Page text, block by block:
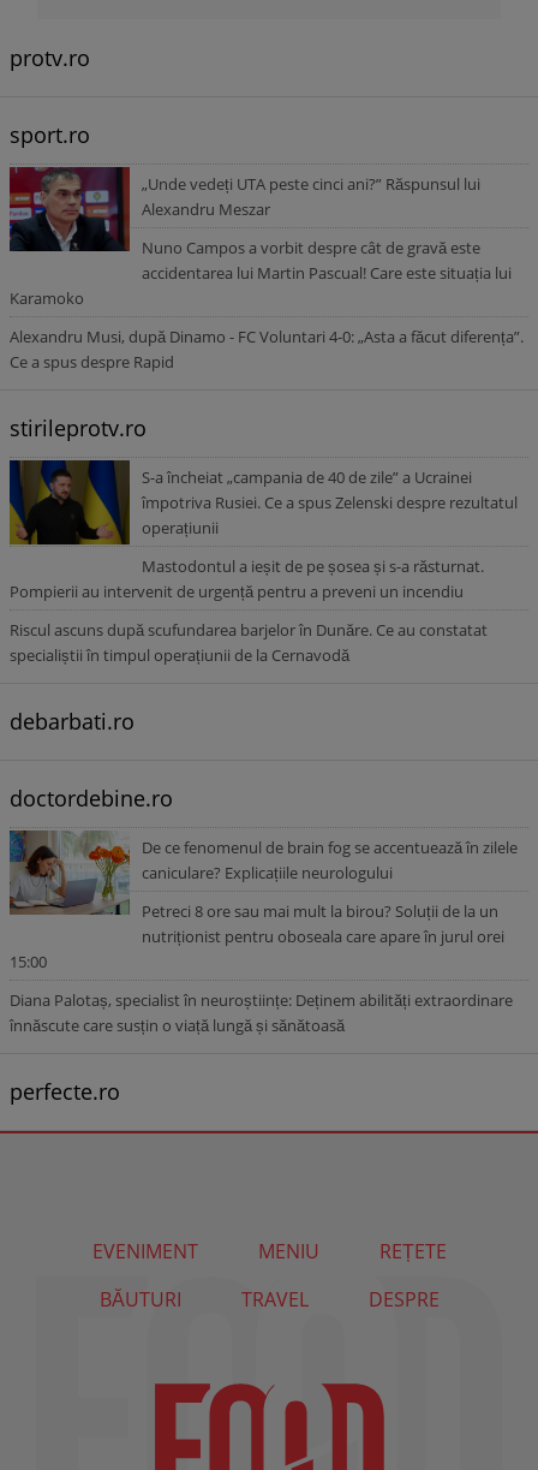
protv.ro
sport.ro
„Unde vedeți UTA peste cinci ani?” Răspunsul lui
Alexandru Meszar
Nuno Campos a vorbit despre cât de gravă este
accidentarea lui Martin Pascual! Care este situația lui
Karamoko
Alexandru Musi, după Dinamo - FC Voluntari 4-0: „Asta a făcut diferența”.
Ce a spus despre Rapid
stirileprotv.ro
S-a încheiat „campania de 40 de zile” a Ucrainei
împotriva Rusiei. Ce a spus Zelenski despre rezultatul
operațiunii
Mastodontul a ieșit de pe șosea și s-a răsturnat.
Pompierii au intervenit de urgență pentru a preveni un incendiu
Riscul ascuns după scufundarea barjelor în Dunăre. Ce au constatat
specialiștii în timpul operațiunii de la Cernavodă
debarbati.ro
doctordebine.ro
De ce fenomenul de brain fog se accentuează în zilele
caniculare? Explicațiile neurologului
Petreci 8 ore sau mai mult la birou? Soluții de la un
nutriționist pentru oboseala care apare în jurul orei
15:00
Diana Palotaș, specialist în neuroștiințe: Deținem abilități extraordinare
înnăscute care susțin o viață lungă și sănătoasă
perfecte.ro
EVENIMENT MENIU
REȚETE
BĂUTURI
TRAVEL DESPRE